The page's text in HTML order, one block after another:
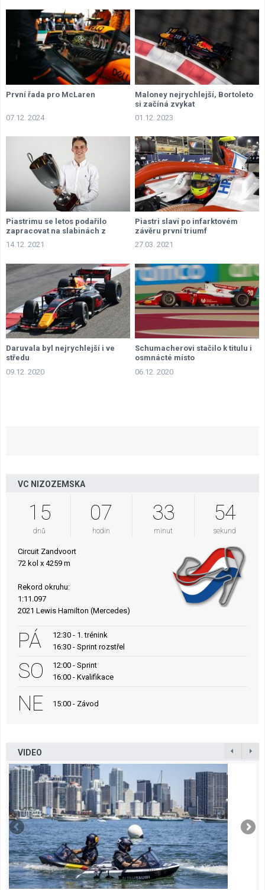
První řada pro McLaren
07.12. 2024
Maloney nejrychlejší, Bortoleto
si začíná zvykat
01.12. 2023
Piastrimu se letos podařilo
zapracovat na slabinách z
předchozích dvou let
14.12. 2021
Piastri slaví po infarktovém
závěru první triumf
27.03. 2021
Daruvala byl nejrychlejší i ve
středu
09.12. 2020
Schumacherovi stačilo k titulu i
osmnácté místo
06.12. 2020
VC NIZOZEMSKA
15
dnů
07
hodin
33
minut
53
sekund
Circuit Zandvoort
72 kol x 4259 m
Rekord okruhu:
1:11.097
2021 Lewis Hamilton (Mercedes)
PÁ
12:30 - 1. trénink
16:30 - Sprint rozstřel
SO
12:00 - Sprint
16:00 - Kvalifikace
NE 15:00 - Závod
VIDEO